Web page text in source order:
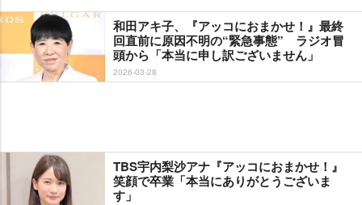
和田アキ子、『アッコにおまかせ！』最終
回直前に原因不明の“緊急事態” ラジオ冒
頭から「本当に申し訳ございません」
2026-03-28
TBS宇内梨沙アナ『アッコにおまかせ！』
笑顔で卒業「本当にありがとうございま
す」